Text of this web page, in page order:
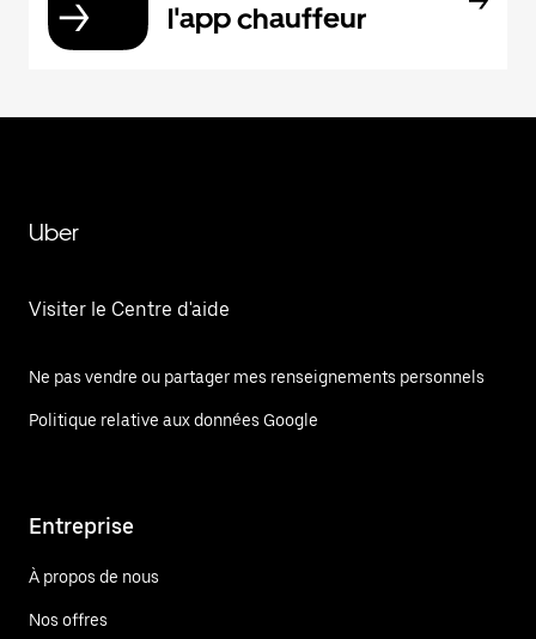
l'app chauffeur
Uber
Visiter le Centre d'aide
Ne pas vendre ou partager mes renseignements personnels
Politique relative aux données Google
Entreprise
À propos de nous
Nos offres